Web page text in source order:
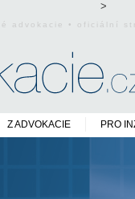
>
advokacie • oficiální
Z ADVOKACIE PRO